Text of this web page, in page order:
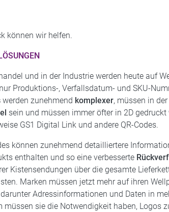
können wir helfen.
und in der Industrie werden heute auf
Produktions-, Verfallsdatum- und SKU-
werden zunehmend komplexer, müssen in
sein und müssen immer öfter in 2D gedruckt
GS1 Digital Link und andere QR-Codes.
können zunehmend detailliertere
enthalten und so eine verbesserte
Kistensendungen über die gesamte
Marken müssen jetzt mehr auf ihren
Adressinformationen und Daten in
müssen sie die Notwendigkeit haben, Logos